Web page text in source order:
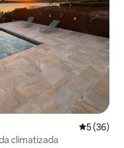
5 (36)
climatizada